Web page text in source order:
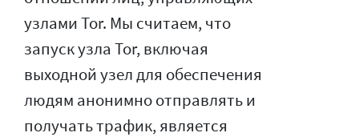
узлами Tor. Мы считаем, что
запуск узла Tor, включая
выходной узел для обеспечения
людям анонимно отправлять и
получать трафик, является